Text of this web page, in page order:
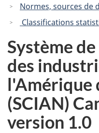
Normes, sources de
Classifications
Système
des
l'Amérique
(SCIAN)
version 1.0